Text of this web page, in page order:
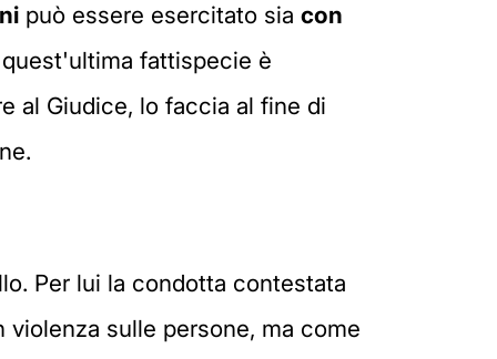
può essere esercitato sia con
fattispecie è
al Giudice, lo faccia al fine di
Per lui la condotta contestata
sulle persone, ma come